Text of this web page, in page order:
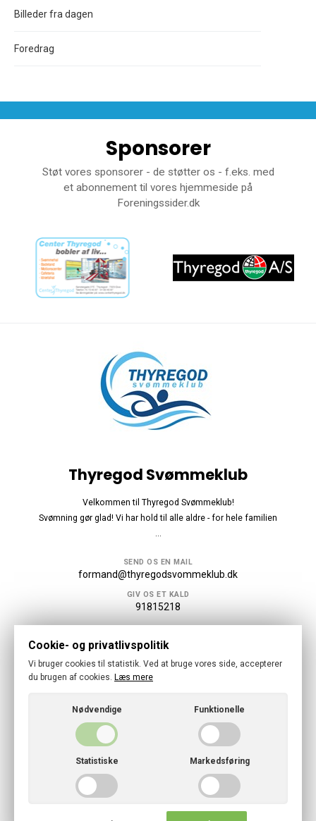
Billeder fra dagen
Foredrag
Sponsorer
Støt vores sponsorer - de støtter os - f.eks. med
et abonnement til vores hjemmeside på
Foreningssider.dk
Thyregod Svømmeklub
Velkommen til Thyregod Svømmeklub!
Svømning gør glad! Vi har hold til alle aldre - for hele familien
SEND OS EN MAIL
formand@thyregodsvommeklub.dk
GIV OS ET KALD
91815218
Følg os
© 2026 · Thyregod Svømmeklub
Cookies- og privatlivspolitik
Cookie- og privatlivspolitik
Vi bruger cookies til statistik. Ved at bruge vores side, accepterer
du brugen af cookies. Læs mere
Nødvendige Funktionelle
Statistiske Markedsføring